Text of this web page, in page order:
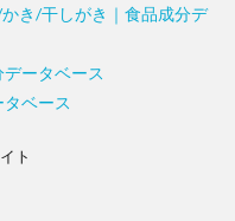
き/干しがき｜食品成分デ
ータベース
ベース
ト